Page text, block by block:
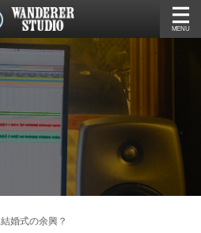
結婚式の余興？